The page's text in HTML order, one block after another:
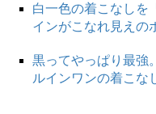
白一色の着こなしを
インがこなれ見えの
黒ってやっぱり最強
ルインワンの着こな